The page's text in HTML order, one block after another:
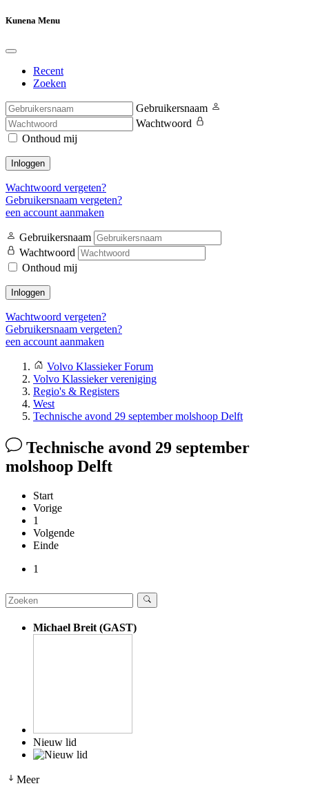
Kunena Menu
Recent
Zoeken
Gebruikersnaam
Wachtwoord
Onthoud mij
Inloggen
Wachtwoord vergeten?
Gebruikersnaam vergeten?
een account aanmaken
Gebruikersnaam
Wachtwoord
Onthoud mij
Inloggen
Wachtwoord vergeten?
Gebruikersnaam vergeten?
een account aanmaken
Volvo Klassieker Forum
Volvo Klassieker vereniging
Regio's & Registers
West
Technische avond 29 september molshoop Delft
Technische avond 29 september
molshoop Delft
Start
Vorige
1
Volgende
Einde
1
Michael Breit (GAST)
Nieuw lid
Meer